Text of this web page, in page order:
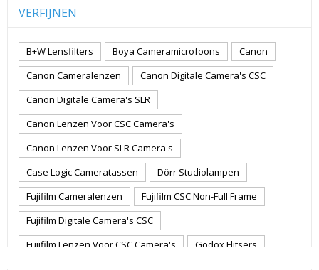
VERFIJNEN
B+W Lensfilters Boya Cameramicrofoons
Canon
Canon Cameralenzen
Canon Digitale Camera's CSC
Canon Digitale Camera's SLR
Canon Lenzen Voor CSC Camera's
Canon Lenzen Voor SLR Camera's
Case Logic Cameratassen
Dörr Studiolampen
Fujifilm Cameralenzen
Fujifilm CSC Non-Full Frame
Fujifilm Digitale Camera's CSC
Fujifilm Lenzen Voor CSC Camera's
Godox Flitsers